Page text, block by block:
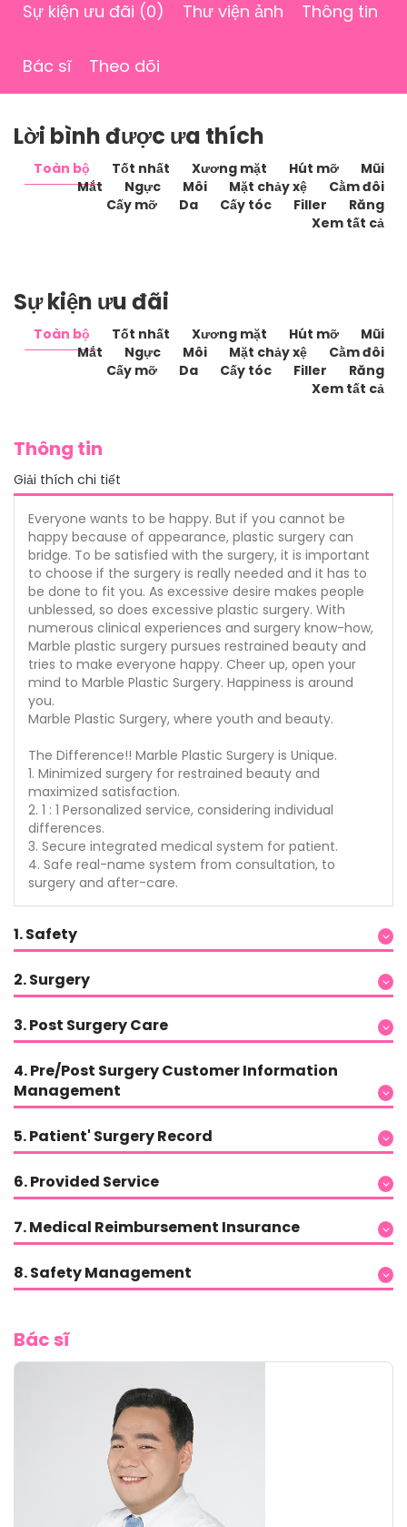
Sự kiện ưu đãi (0) Thư viện ảnh Thông tin
Bác sĩ Theo dõi
Lời bình được ưa thích
Toàn bộ Tốt nhất Xương mặt Hút mỡ
Mũi
Mắt
Ngực Môi Mặt chảy xệ
Cằm đôi
Cấy mỡ
Da Cấy tóc Filler
Răng
Xem tất cả
Sự kiện ưu đãi
Toàn bộ Tốt nhất Xương mặt Hút mỡ
Mũi
Mắt
Ngực Môi Mặt chảy xệ
Cằm đôi
Cấy mỡ
Da Cấy tóc Filler
Răng
Xem tất cả
Thông tin
Giải thích chi tiết
Everyone wants to be happy. But if you cannot be
happy because of appearance, plastic surgery can
bridge. To be satisfied with the surgery, it is important
to choose if the surgery is really needed and it has to
be done to fit you. As excessive desire makes people
unblessed, so does excessive plastic surgery. With
numerous clinical experiences and surgery know-how,
Marble plastic surgery pursues restrained beauty and
tries to make everyone happy. Cheer up, open your
mind to Marble Plastic Surgery. Happiness is around
you.
Marble Plastic Surgery, where youth and beauty.
The Difference!! Marble Plastic Surgery is Unique.
1. Minimized surgery for restrained beauty and
maximized satisfaction.
2. 1 : 1 Personalized service, considering individual
differences.
3. Secure integrated medical system for patient.
4. Safe real-name system from consultation, to
surgery and after-care.
1. Safety
2. Surgery
3. Post Surgery Care
4. Pre/Post Surgery Customer Information
Management
5. Patient' Surgery Record
6. Provided Service
7. Medical Reimbursement Insurance
8. Safety Management
Bác sĩ